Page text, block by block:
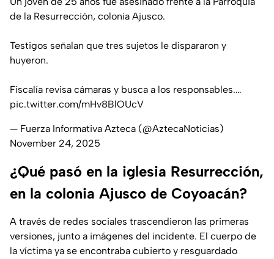
de la Resurrección, colonia Ajusco.
Testigos señalan que tres sujetos le dispararon y
huyeron.
Fiscalía revisa cámaras y busca a los responsables.…
pic.twitter.com/mHv8BlOUcV
— Fuerza Informativa Azteca (@AztecaNoticias)
November 24, 2025
¿Qué pasó en la iglesia Resurrección,
en la colonia Ajusco de Coyoacán?
A través de redes sociales trascendieron las primeras
versiones, junto a imágenes del incidente. El cuerpo de
la víctima ya se encontraba cubierto y resguardado